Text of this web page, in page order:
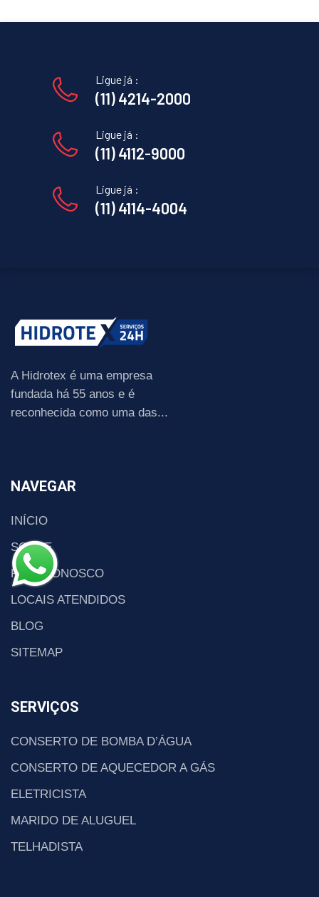
Ligue já :
(11) 4214-2000
Ligue já :
(11) 4112-9000
Ligue já :
(11) 4114-4004
A Hidrotex é uma empresa
fundada há 55 anos e é
reconhecida como uma das...
NAVEGAR
INÍCIO
SOBRE
FALE CONOSCO
LOCAIS ATENDIDOS
BLOG
SITEMAP
SERVIÇOS
CONSERTO DE BOMBA D’ÁGUA
CONSERTO DE AQUECEDOR A GÁS
ELETRICISTA
MARIDO DE ALUGUEL
TELHADISTA